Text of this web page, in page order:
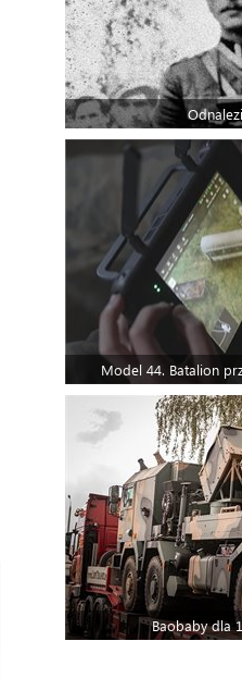
Model 44. Batalion
Baobaby dla